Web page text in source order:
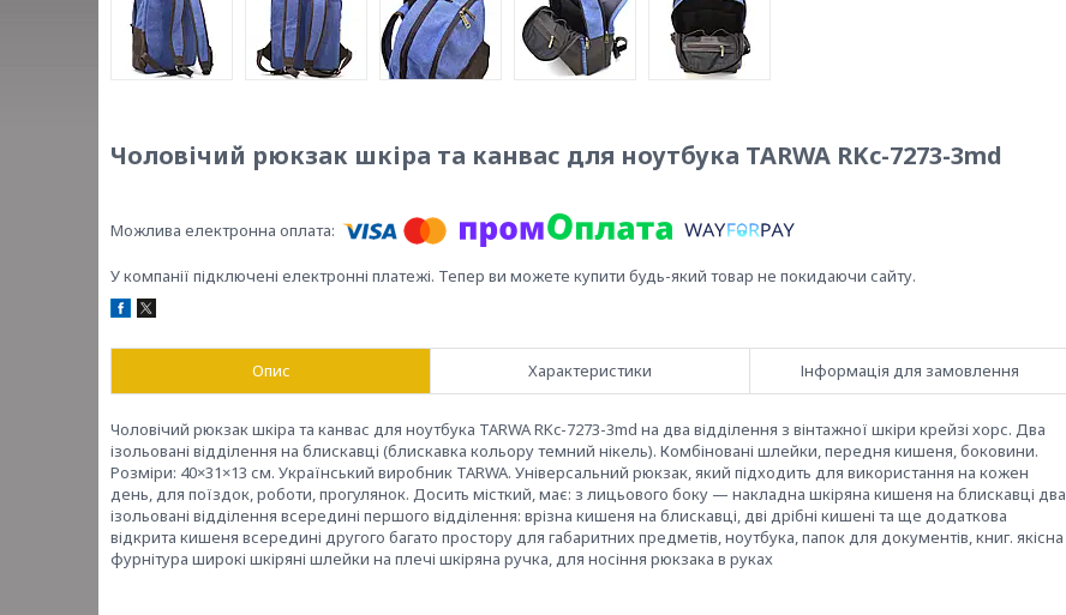
Чоловічий рюкзак шкіра та канвас для ноутбука TARWA RKc-7273-3md
У компанії підключені електронні платежі. Тепер ви можете купити будь-який товар не покидаючи сайту.
Опис Характеристики Інформація для замовлення
Чоловічий рюкзак шкіра та канвас для ноутбука TARWA RKc-7273-3md на два відділення з вінтажної шкіри крейзі хорс. Два
ізольовані відділення на блискавці (блискавка кольору темний нікель). Комбіновані шлейки, передня кишеня, боковини.
Розміри: 40×31×13 см. Український виробник TARWA. Універсальний рюкзак, який підходить для використання на кожен
день, для поїздок, роботи, прогулянок. Досить місткий, має: з лицьового боку — накладна шкіряна кишеня на блискавці два
ізольовані відділення всередині першого відділення: врізна кишеня на блискавці, дві дрібні кишені та ще додаткова
відкрита кишеня всередині другого багато простору для габаритних предметів, ноутбука, папок для документів, книг. якісна
фурнітура широкі шкіряні шлейки на плечі шкіряна ручка, для носіння рюкзака в руках